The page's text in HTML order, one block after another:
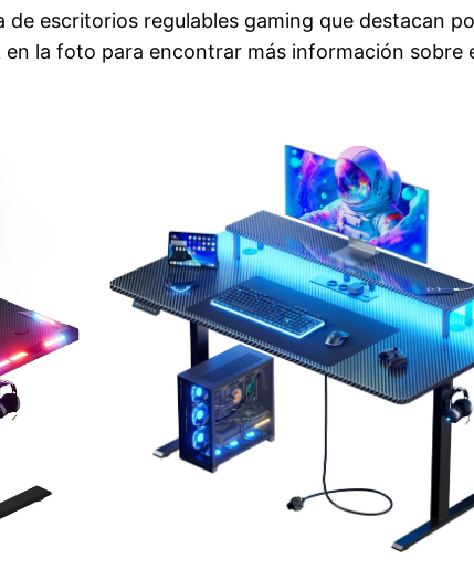
de escritorios regulables gaming que destacan
la foto para encontrar más información sobre